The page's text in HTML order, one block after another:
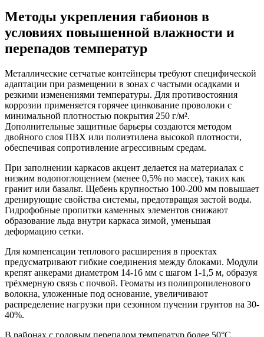
Методы укрепления габионов в
условиях повышенной влажности и
перепадов температур
Металлические сетчатые контейнеры требуют специфической
адаптации при размещении в зонах с частыми осадками и
резкими изменениями температуры. Для противостояния
коррозии применяется горячее цинкование проволоки с
минимальной плотностью покрытия 250 г/м².
Дополнительные защитные барьеры создаются методом
двойного слоя ПВХ или полиэтилена высокой плотности,
обеспечивая сопротивление агрессивным средам.
При заполнении каркасов акцент делается на материалах с
низким водопоглощением (менее 0,5% по массе), таких как
гранит или базальт. Щебень крупностью 100-200 мм повышает
дренирующие свойства системы, предотвращая застой воды.
Гидрофобные пропитки каменных элементов снижают
образование льда внутри каркаса зимой, уменьшая
деформацию сетки.
Для компенсации теплового расширения в проектах
предусматривают гибкие соединения между блоками. Модули
крепят анкерами диаметром 14-16 мм с шагом 1-1,5 м, образуя
трёхмерную связь с почвой. Геоматы из полипропиленового
волокна, уложенные под основание, увеличивают
распределение нагрузки при сезонном пучении грунтов на 30-
40%.
В районах с годовым перепадом температур более 50°C